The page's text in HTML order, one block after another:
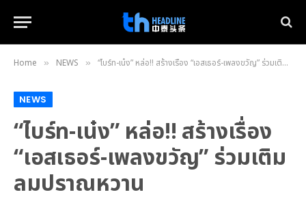
Home » NEWS » “ไบร์ท-เน๋ง” หล่อ!! สร้างเรื่อง “เอสเธอร์-เพลงขวัญ” ร่วมเติมลมปราณหวาน
NEWS
“ไบร์ท-เน๋ง” หล่อ!! สร้างเรื่อง
“เอสเธอร์-เพลงขวัญ” ร่วมเติม
ลมปราณหวาน